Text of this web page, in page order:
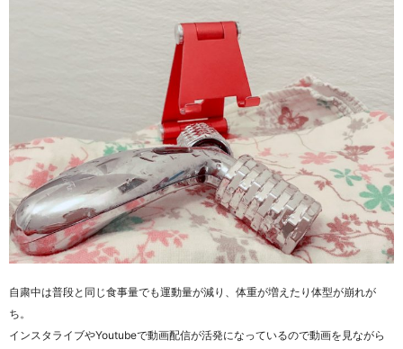
自粛中は普段と同じ食事量でも運動量が減り、体重が増えたり体型が崩れが
ち。
インスタライブやYoutubeで動画配信が活発になっているので動画を見ながら